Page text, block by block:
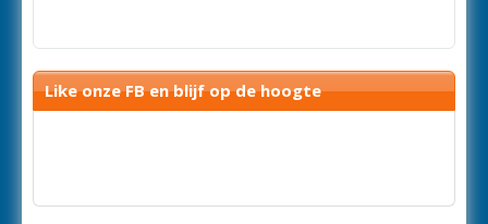
Like onze FB en blijf op de hoogte